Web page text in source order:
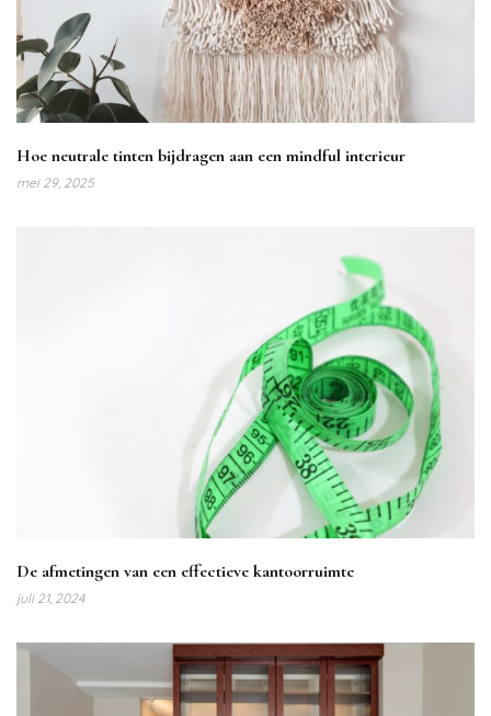
Hoe neutrale tinten bijdragen aan een mindful interieur
mei 29, 2025
De afmetingen van een effectieve kantoorruimte
juli 21, 2024